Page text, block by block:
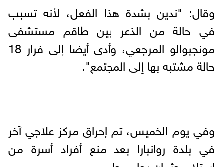
وقال: "ندين بشدة هذا الفعل، لأنه تسبب
في حالة من الذعر بين طاقم مستشفى
مونجبوالو المرجعي، وأدى أيضا إلى فرار 18
حالة مشتبه بها إلى المجتمع".
وفي يوم الخميس، تم إحراق مركز علاجي آخر
في بلدة روانبارا بعد منع أفراد أسرة من